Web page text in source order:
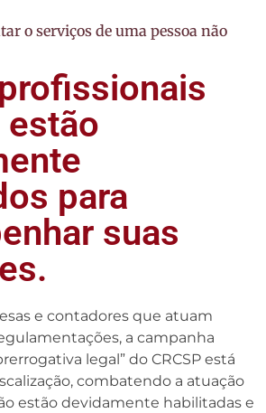
o serviços de uma pessoa não
estão
para
suas
e contadores que atuam
a campanha
legal” do CRCSP está
combatendo a atuação
estão devidamente habilitadas e